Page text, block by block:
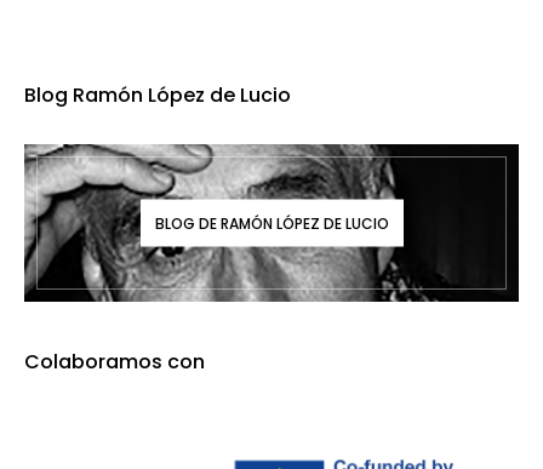
Blog Ramón López de Lucio
BLOG DE RAMÓN LÓPEZ DE LUCIO
Colaboramos con